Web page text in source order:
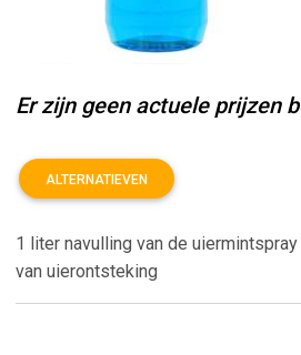
Er zijn geen actuele prijzen
ALTERNATIEVEN
1 liter navulling van de
van uierontsteking